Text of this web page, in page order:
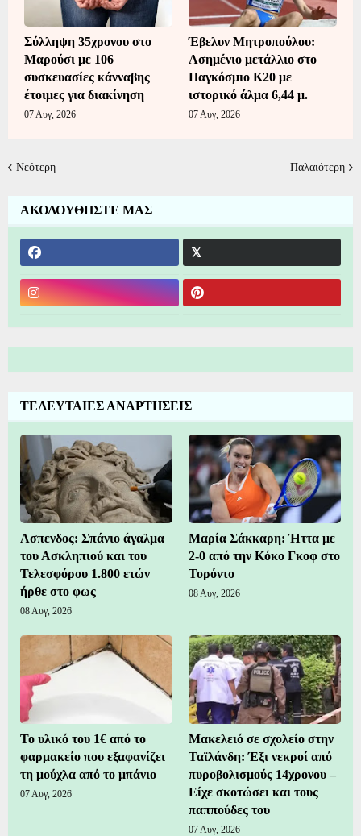
Σύλληψη 35χρονου στο
Μαρούσι με 106
συσκευασίες κάνναβης
έτοιμες για διακίνηση
07 Αυγ, 2026
Έβελυν Μητροπούλου:
Ασημένιο μετάλλιο στο
Παγκόσμιο Κ20 με
ιστορικό άλμα 6,44 μ.
07 Αυγ, 2026
Νεότερη Παλαιότερη
ΑΚΟΛΟΥΘΗΣΤΕ ΜΑΣ
ΤΕΛΕΥΤΑΙΕΣ ΑΝΑΡΤΗΣΕΙΣ
Ασπενδος: Σπάνιο άγαλμα
του Ασκληπιού και του
Τελεσφόρου 1.800 ετών
ήρθε στο φως
08 Αυγ, 2026
Μαρία Σάκκαρη: Ήττα με
2-0 από την Κόκο Γκοφ στο
Τορόντο
08 Αυγ, 2026
Το υλικό του 1€ από το
φαρμακείο που εξαφανίζει
τη μούχλα από το μπάνιο
07 Αυγ, 2026
Μακελειό σε σχολείο στην
Ταϊλάνδη: Έξι νεκροί από
πυροβολισμούς 14χρονου –
Είχε σκοτώσει και τους
παππούδες του
07 Αυγ, 2026